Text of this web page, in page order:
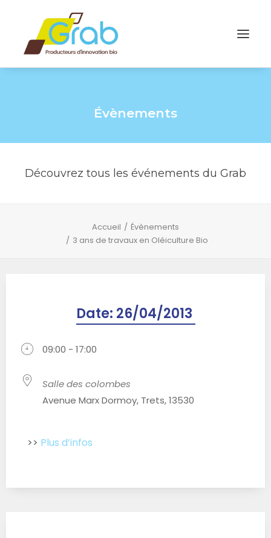
Évènements
Découvrez tous les événements du Grab
Accueil
Évènements
3 ans de travaux en Oléiculture Bio
Date: 26/04/2013
09:00 - 17:00
Salle des colombes
Avenue Marx Dormoy, Trets, 13530
>> Plus d’infos